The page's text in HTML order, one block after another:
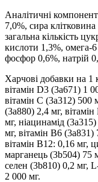
Аналітичні
7,0%, сира
загальна кількість
кислоти 1,3%, омега-
фосфор 0,6%, натрій
Харчові добавки на 1
вітамін D3 (3a671) 1
вітамін C (3a312) 500
(3a880) 2,4 мг,
мг, ніацинамід
мг, вітамін B6 (3a831)
вітамін B12: 0,16 мг,
марганець (3b504) 75
селен (3b810) 0,2 мг,
2 000 мг.